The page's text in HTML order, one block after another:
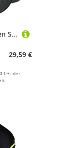
Gralara Tennistasche Herren Sportrucksack Damen Schlägertasche Badminton Umhängetasche Aus Robustem Oxford Gewebe für Fitnessstudio Und Tennisplatz, GrÜn
29,59 €
der